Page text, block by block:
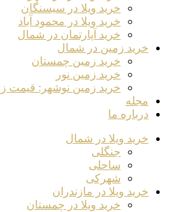
خرید ویلا در سیسنگان
خرید ویلا در محمود آباد
خرید آپارتمان در شمال
خرید زمین در شمال
خرید زمین چمستان
خرید زمین نور
خرید زمین نوشهر: قیمت زمین
مجله
درباره ما
خرید ویلا در شمال
جنگلی
ساحلی
شهرکی
خرید ویلا در مازندران
خرید ویلا در چمستان